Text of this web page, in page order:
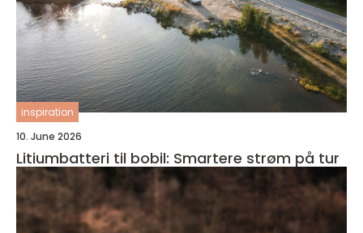
inspiration
10. June 2026
Litiumbatteri til bobil: Smartere strøm på tur